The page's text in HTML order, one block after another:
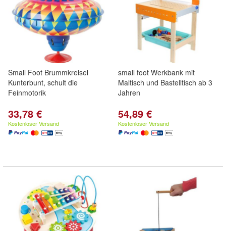
Small Foot Brummkreisel
Kunterbunt, schult die
Feinmotorik
33,78 €
Kostenloser Versand
small foot Werkbank mit
Maltisch und Bastelltisch ab 3
Jahren
54,89 €
Kostenloser Versand